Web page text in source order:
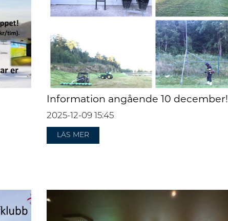
Information angående 10 december!
2025-12-09 15:45
LÄS MER